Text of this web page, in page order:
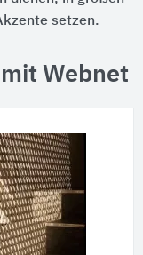
setzen.
Webnet